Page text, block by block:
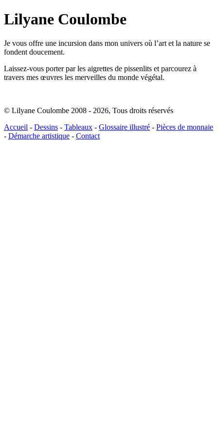
Lilyane Coulombe
Je vous offre une incursion dans mon univers où l’art et la nature se
fondent doucement.
Laissez-vous porter par les aigrettes de pissenlits et parcourez à
travers mes œuvres les merveilles du monde végétal.
© Lilyane Coulombe 2008 - 2026, Tous droits réservés
Accueil - Dessins - Tableaux - Glossaire illustré - Pièces de monnaie
- Démarche artistique - Contact